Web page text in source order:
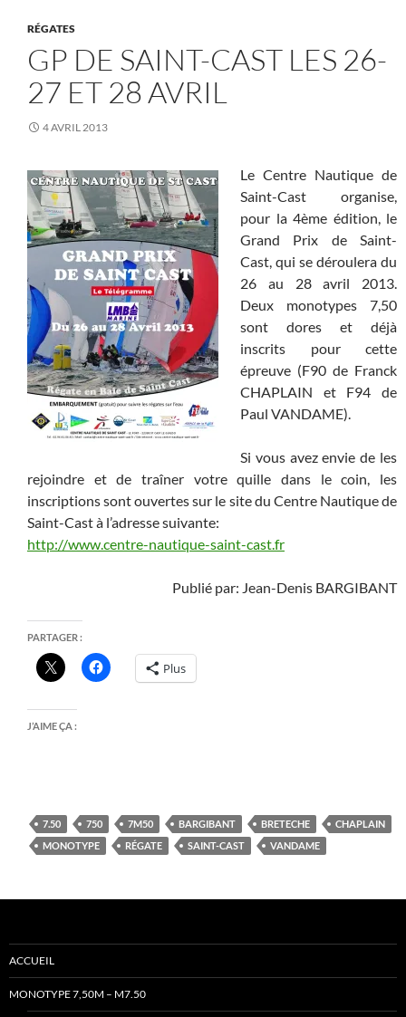
RÉGATES
GP DE SAINT-CAST LES 26-
27 ET 28 AVRIL
4 AVRIL 2013
Le Centre Nautique de
Saint-Cast organise,
pour la 4ème édition, le
Grand Prix de Saint-
Cast, qui se déroulera du
26 au 28 avril 2013.
Deux monotypes 7,50
sont dores et déjà
inscrits pour cette
épreuve (F90 de Franck
CHAPLAIN et F94 de
Paul VANDAME).
Si vous avez envie de les
rejoindre et de traîner votre quille dans le coin, les
inscriptions sont ouvertes sur le site du Centre Nautique de
Saint-Cast à l’adresse suivante:
http://www.centre-nautique-saint-cast.fr
Publié par: Jean-Denis BARGIBANT
PARTAGER :
Plus
J’AIME ÇA :
7.50 750 7M50 BARGIBANT BRETECHE
CHAPLAIN
MONOTYPE
RÉGATE SAINT-CAST VANDAME
ACCUEIL
MONOTYPE 7,50M – M7.50